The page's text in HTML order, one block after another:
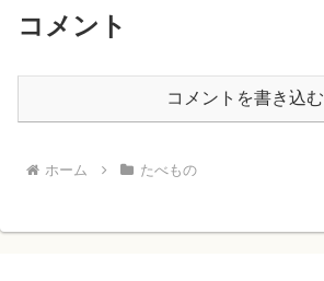
コメント
コメントを書き込む
ホーム たべもの